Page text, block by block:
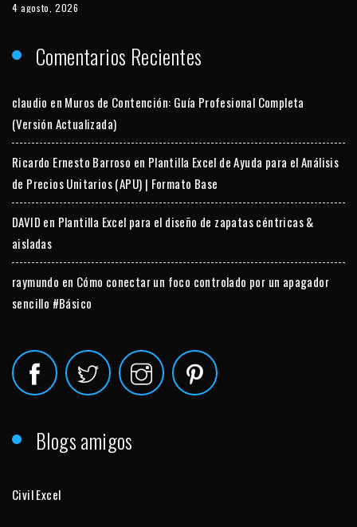
4 agosto, 2026
Comentarios Recientes
claudio en Muros de Contención: Guía Profesional Completa
(Versión Actualizada)
Ricardo Ernesto Barroso en Plantilla Excel de Ayuda para el Análisis
de Precios Unitarios (APU) | Formato Base
DAVID en Plantilla Excel para el diseño de zapatas céntricas &
aisladas
raymundo en Cómo conectar un foco controlado por un apagador
sencillo #Básico
Blogs amigos
Civil Excel